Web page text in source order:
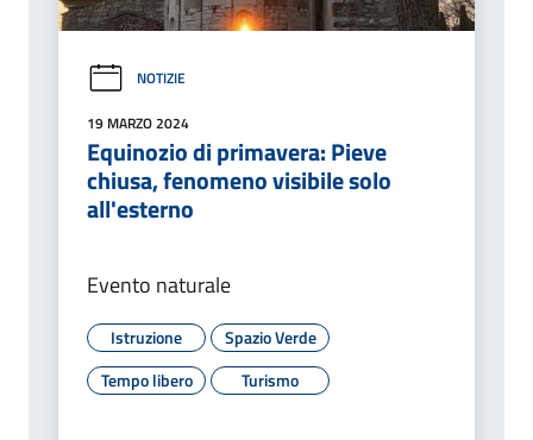
NOTIZIE
19 MARZO 2024
Equinozio di primavera: Pieve
chiusa, fenomeno visibile solo
all'esterno
Evento naturale
Istruzione
Spazio Verde
Tempo libero
Turismo